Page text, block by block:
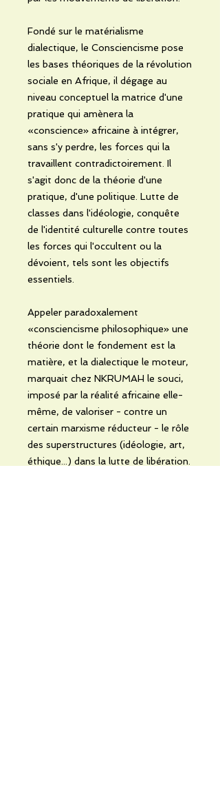
Fondé sur le matérialisme
dialectique, le Consciencisme pose
les bases théoriques de la révolution
sociale en Afrique, il dégage au
niveau conceptuel la matrice d'une
pratique qui amènera la
«conscience» africaine à intégrer,
sans s'y perdre, les forces qui la
travaillent contradictoirement. Il
s'agit donc de la théorie d'une
pratique, d'une politique. Lutte de
classes dans l'idéologie, conquête
de l'identité culturelle contre toutes
les forces qui l'occultent ou la
dévoient, tels sont les objectifs
essentiels.
Appeler paradoxalement
«consciencisme philosophique» une
théorie dont le fondement est la
matière, et la dialectique le moteur,
marquait chez NKRUMAH le souci,
imposé par la réalité africaine elle-
même, de valoriser - contre un
certain marxisme réducteur - le rôle
des superstructures (idéologie, art,
éthique...) dans la lutte de libération.